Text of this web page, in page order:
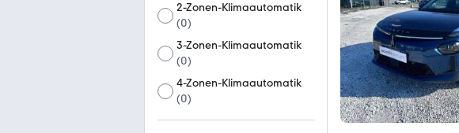
2-Zonen-Klimaautomatik
(0)
3-Zonen-Klimaautomatik
(0)
4-Zonen-Klimaautomatik
(0)